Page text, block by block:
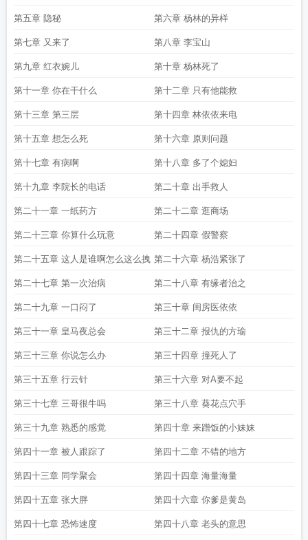
第五章 隐秘 第六章 杨林的异样
第七章 又来了 第八章 李宝山
第九章 红衣婉儿 第十章 杨林死了
第十一章 你在干什么 第十二章 只有他能救
第十三章 第三层 第十四章 林依依来电
第十五章 想怎么死 第十六章 原则问题
第十七章 有病啊 第十八章 多了个媳妇
第十九章 李院长的电话 第二十章 出手救人
第二十一章 一纸药方 第二十二章 逛商场
第二十三章 你算什么玩意 第二十四章 假警察
第二十五章 这人是谁啊怎么这么拽 第二十六章 杨浩紧张了
第二十七章 第一次治病 第二十八章 有缘者治之
第二十九章 一口闷了 第三十章 闺房医依依
第三十一章 皇马夜总会 第三十二章 报仇的方瑜
第三十三章 你说怎么办 第三十四章 撞死人了
第三十五章 行云针 第三十六章 对A要不起
第三十七章 三哥很牛吗 第三十八章 葵花点穴手
第三十九章 熟悉的感觉 第四十章 来蹭饭的小妹妹
第四十一章 被人跟踪了 第四十二章 不错的地方
第四十三章 同学聚会 第四十四章 海量海量
第四十五章 张大胖 第四十六章 你爹是黄岛
第四十七章 恐怖速度 第四十八章 老头的意思